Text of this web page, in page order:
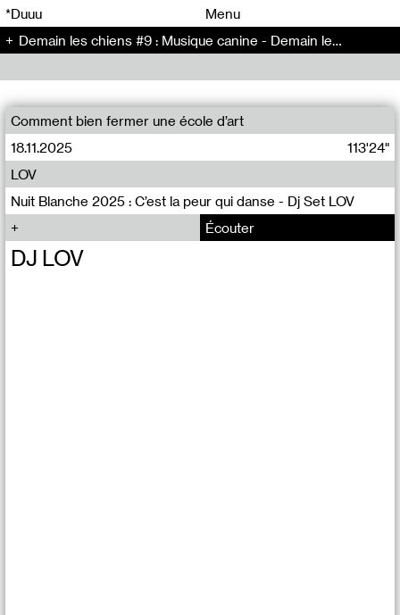
*Duuu
Menu
Demain les chiens #9 : Musique canine - Demain les chiens (9)
Comment bien fermer une école d’art
18.11.2025
113'24"
Nuit Blanche 2025 : C’est la peur qui danse - Dj Set LOV
LOV
Écouter
DJ LOV
00 00
00 00